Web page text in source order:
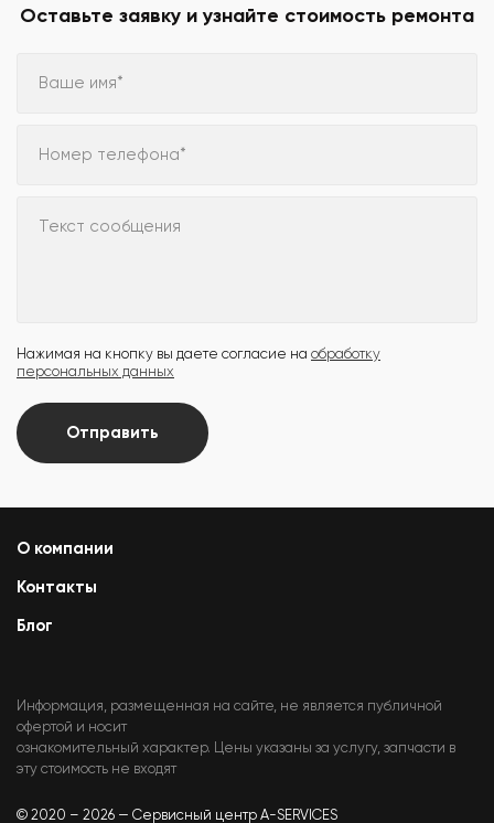
Оставьте заявку и узнайте стоимость ремонта
Ваше имя*
Номер телефона*
Текст сообщения
Нажимая на кнопку вы даете согласие на обработку
персональных данных
Отправить
О компании
Контакты
Блог
Информация, размещенная на сайте, не является публичной
офертой и носит
ознакомительный характер. Цены указаны за услугу, запчасти в
эту стоимость не входят
© 2020 – 2026 — Сервисный центр A-SERVICES